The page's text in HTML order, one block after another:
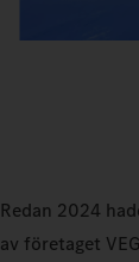
Redan 2024
av företaget